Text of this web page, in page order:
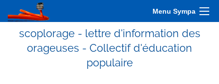
Menu Sympa
scoplorage - lettre d'information des
orageuses - Collectif d'éducation
populaire